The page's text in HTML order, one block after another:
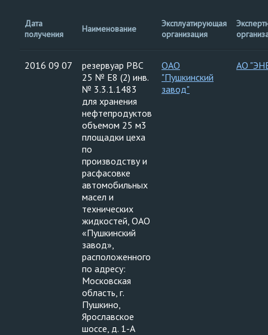
Дата
получения
Наименование
Эксплуатирующая
организация
2016 09 07
резервуар РВС
25 № Е8 (2) инв.
№ 3.3.1.1483
для хранения
нефтепродуктов
объемом 25 м3
площадки цеха
по
производству и
расфасовке
автомобильных
масел и
технических
жидкостей, ОАО
«Пушкинский
завод»,
расположенного
по адресу:
Московская
область, г.
Пушкино,
Ярославское
шоссе, д. 1-А
ОАО
"Пушкинский
завод"
АО